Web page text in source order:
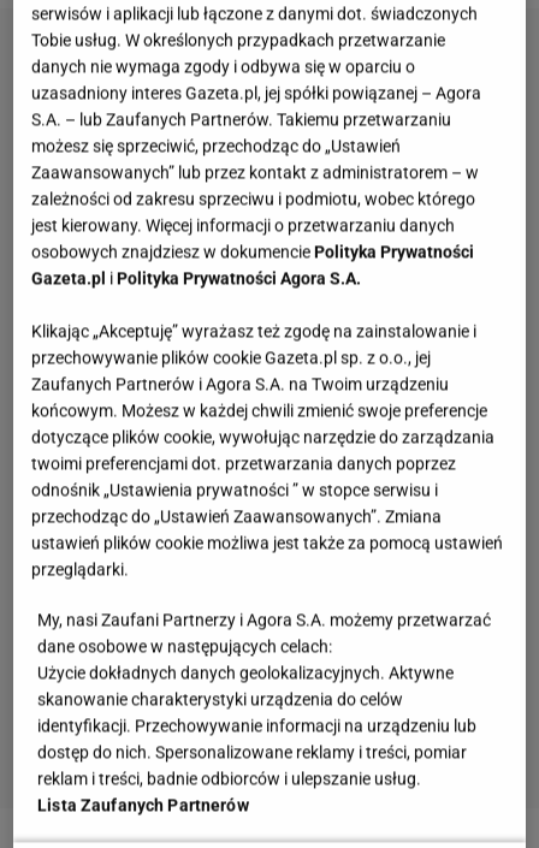
serwisów i aplikacji lub łączone z danymi dot. świadczonych
Tobie usług. W określonych przypadkach przetwarzanie
danych nie wymaga zgody i odbywa się w oparciu o
uzasadniony interes Gazeta.pl, jej spółki powiązanej – Agora
S.A. – lub Zaufanych Partnerów. Takiemu przetwarzaniu
możesz się sprzeciwić, przechodząc do „Ustawień
Zaawansowanych” lub przez kontakt z administratorem – w
zależności od zakresu sprzeciwu i podmiotu, wobec którego
jest kierowany. Więcej informacji o przetwarzaniu danych
osobowych znajdziesz w dokumenciePolityka Prywatności
Gazeta.pl iPolityka Prywatności Agora S.A.
Klikając „Akceptuję” wyrażasz też zgodę na zainstalowanie i
przechowywanie plików cookie Gazeta.pl sp. z o.o., jej
Zaufanych Partnerów i Agora S.A. na Twoim urządzeniu
końcowym. Możesz w każdej chwili zmienić swoje preferencje
dotyczące plików cookie, wywołując narzędzie do zarządzania
twoimi preferencjami dot. przetwarzania danych poprzez
odnośnik „Ustawienia prywatności ” w stopce serwisu i
przechodząc do „Ustawień Zaawansowanych”. Zmiana
ustawień plików cookie możliwa jest także za pomocą ustawień
przeglądarki.
My, nasi Zaufani Partnerzy i Agora S.A. możemy przetwarzać
dane osobowe w następujących celach:
Użycie dokładnych danych geolokalizacyjnych. Aktywne
skanowanie charakterystyki urządzenia do celów
identyfikacji. Przechowywanie informacji na urządzeniu lub
dostęp do nich. Spersonalizowane reklamy i treści, pomiar
reklam i treści, badnie odbiorców i ulepszanie usług.
Lista Zaufanych Partnerów